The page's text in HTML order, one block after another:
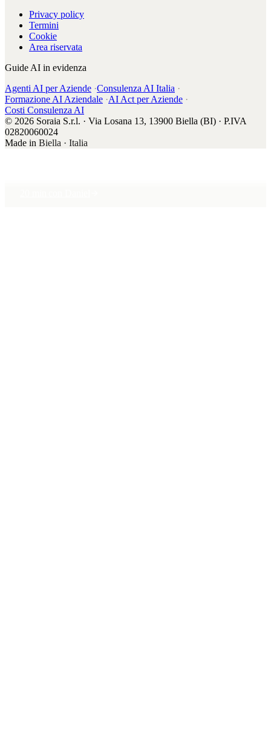
Privacy policy
Termini
Cookie
Area riservata
Guide AI in evidenza
Agenti AI per Aziende ·Consulenza AI Italia ·
Formazione AI Aziendale ·AI Act per Aziende ·
Costi Consulenza AI
© 2026 Soraia S.r.l. · Via Losana 13, 13900 Biella (BI) · P.IVA
02820060024
Made in Biella · Italia